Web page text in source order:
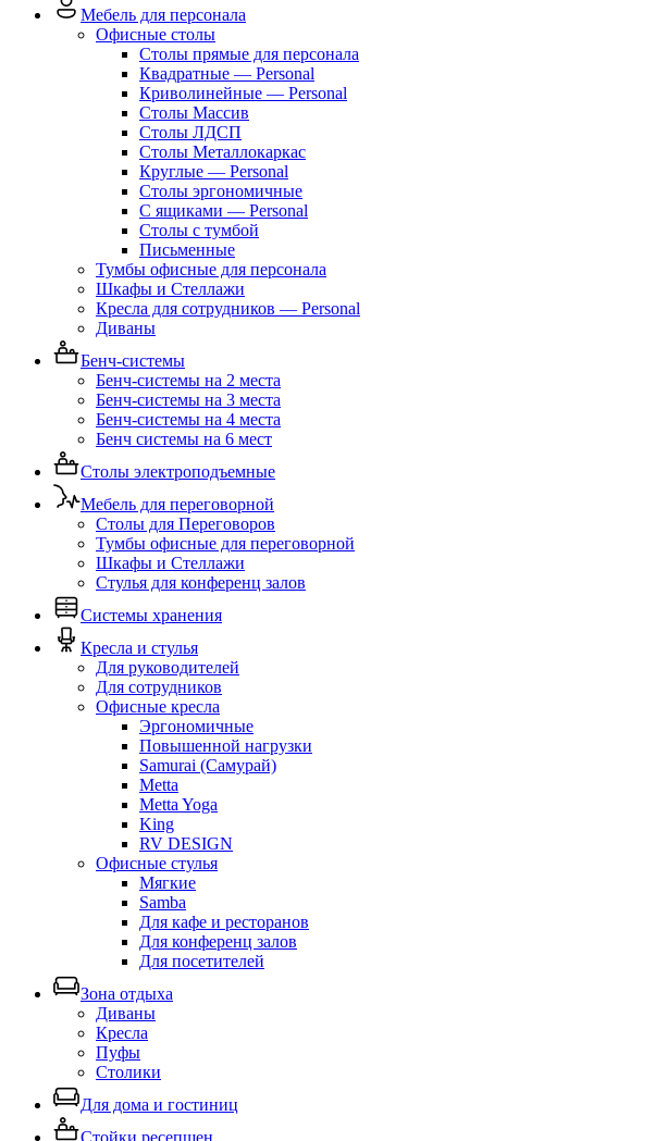
Мебель для персонала
Офисные столы
Столы прямые для персонала
Квадратные — Personal
Криволинейные — Personal
Столы Массив
Столы ЛДСП
Столы Металлокаркас
Круглые — Personal
Столы эргономичные
С ящиками — Personal
Столы с тумбой
Письменные
Тумбы офисные для персонала
Шкафы и Стеллажи
Кресла для сотрудников — Personal
Диваны
Бенч-системы
Бенч-системы на 2 места
Бенч-системы на 3 места
Бенч-системы на 4 места
Бенч системы на 6 мест
Столы электроподъемные
Мебель для переговорной
Столы для Переговоров
Тумбы офисные для переговорной
Шкафы и Стеллажи
Стулья для конференц залов
Системы хранения
Кресла и стулья
Для руководителей
Для сотрудников
Офисные кресла
Эргономичные
Повышенной нагрузки
Samurai (Самурай)
Metta
Metta Yoga
King
RV DESIGN
Офисные стулья
Мягкие
Samba
Для кафе и ресторанов
Для конференц залов
Для посетителей
Зона отдыха
Диваны
Кресла
Пуфы
Столики
Для дома и гостиниц
Стойки ресепшен